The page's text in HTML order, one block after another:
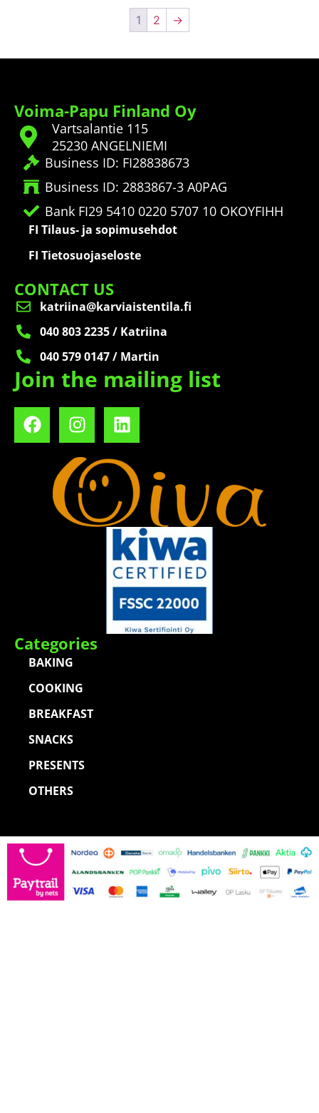
1 2 →
Voima-Papu Finland Oy
Vartsalantie 115
25230 ANGELNIEMI
Business ID: FI28838673
Business ID: 2883867-3 A0PAG
Bank FI29 5410 0220 5707 10 OKOYFIHH
FI Tilaus- ja sopimusehdot
FI Tietosuojaseloste
CONTACT US
katriina@karviaistentila.fi
040 803 2235 / Katriina
040 579 0147 / Martin
Join the mailing list
Categories
BAKING
COOKING
BREAKFAST
SNACKS
PRESENTS
OTHERS